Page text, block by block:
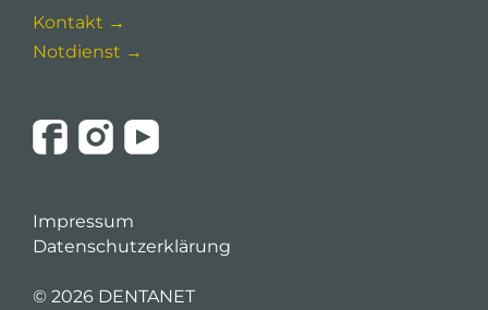
Kontakt →
Notdienst →
Impressum
Datenschutzerklärung
© 2026 DENTANET